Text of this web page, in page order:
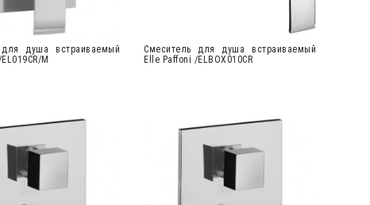
для душа встраиваемый
M
Cмеситель для душа встраиваемый
Elle Paffoni /ELBOX010CR